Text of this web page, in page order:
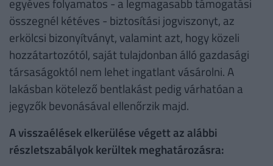
összegnél kétéves - biztosítási jogviszonyt, az
erkölcsi bizonyítványt, valamint azt, hogy közeli
hozzátartozótól, saját tulajdonban álló gazdasági
társaságoktól nem lehet ingatlant vásárolni. A
lakásban kötelező bentlakást pedig várhatóan a
jegyzők bevonásával ellenőrzik majd.
A visszaélések elkerülése végett az alábbi
részletszabályok kerültek meghatározásra: